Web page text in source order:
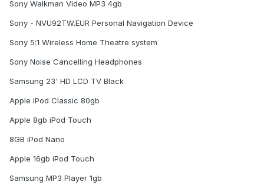
Sony Walkman Video MP3 4gb
Sony - NVU92TW.EUR Personal Navigation Device
Sony 5:1 Wireless Home Theatre system
Sony Noise Cancelling Headphones
Samsung 23' HD LCD TV Black
Apple iPod Classic 80gb
Apple 8gb iPod Touch
8GB iPod Nano
Apple 16gb iPod Touch
Samsung MP3 Player 1gb